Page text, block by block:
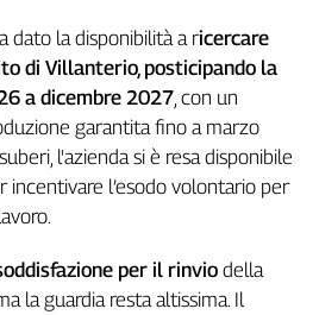
dato la disponibilità a ricercare
di Villanterio, posticipando la
a dicembre 2027, con un
garantita fino a marzo
l'azienda si è resa disponibile
incentivare l’esodo volontario per
per il rinvio della
la guardia resta altissima. Il